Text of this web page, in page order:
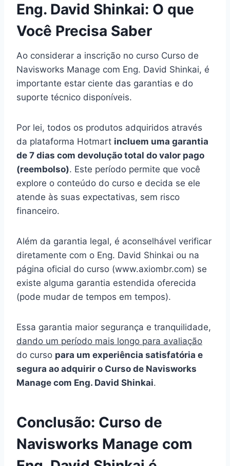
Eng. David Shinkai: O que
Você Precisa Saber
Ao considerar a inscrição no curso Curso de
Navisworks Manage com Eng. David Shinkai, é
importante estar ciente das garantias e do
suporte técnico disponíveis.
Por lei, todos os produtos adquiridos através
da plataforma Hotmart incluem uma garantia
de 7 dias com devolução total do valor pago
(reembolso). Este período permite que você
explore o conteúdo do curso e decida se ele
atende às suas expectativas, sem risco
financeiro.
Além da garantia legal, é aconselhável verificar
diretamente com o Eng. David Shinkai ou na
página oficial do curso (www.axiombr.com) se
existe alguma garantia estendida oferecida
(pode mudar de tempos em tempos).
Essa garantia maior segurança e tranquilidade,
dando um período mais longo para avaliação
do curso para um experiência satisfatória e
segura ao adquirir o Curso de Navisworks
Manage com Eng. David Shinkai.
Conclusão: Curso de
Navisworks Manage com